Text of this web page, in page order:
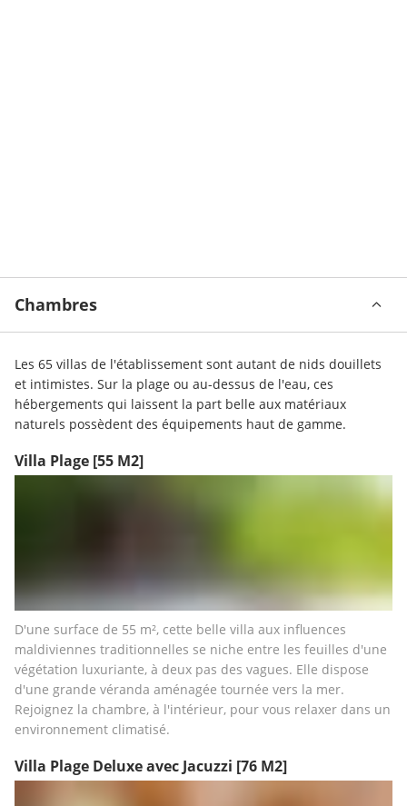
Chambres
Les 65 villas de l'établissement sont autant de nids douillets
et intimistes. Sur la plage ou au-dessus de l'eau, ces
hébergements qui laissent la part belle aux matériaux
naturels possèdent des équipements haut de gamme.
Villa Plage [55 M2]
D'une surface de 55 m², cette belle villa aux influences
maldiviennes traditionnelles se niche entre les feuilles d'une
végétation luxuriante, à deux pas des vagues. Elle dispose
d'une grande véranda aménagée tournée vers la mer.
Rejoignez la chambre, à l'intérieur, pour vous relaxer dans un
environnement climatisé.
Villa Plage Deluxe avec Jacuzzi [76 M2]